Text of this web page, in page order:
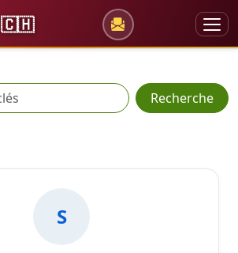
🇨🇭
Recherche
S